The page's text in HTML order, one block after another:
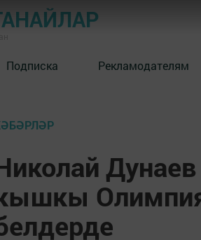
Подписка Рекламодателям